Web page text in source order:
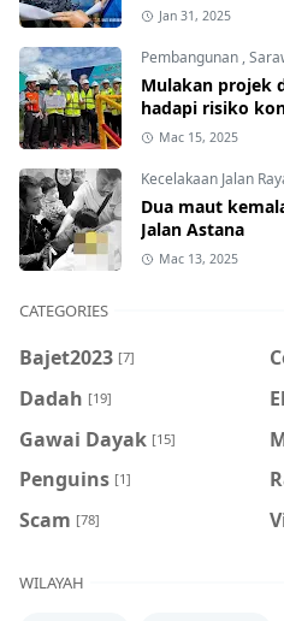
Jan 31, 2025
Pembangunan ,
Mulakan projek
hadapi risiko
Mac 15, 2025
Kecelakaan Jalan
Dua maut
Jalan Astana
Mac 13, 2025
CATEGORIES
Bajet2023 [7]
Dadah [19]
Gawai Dayak [15]
Penguins [1]
Scam [78]
WILAYAH